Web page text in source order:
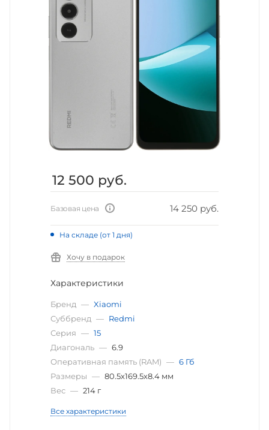
12 500 руб.
Базовая цена 14 250 руб.
На складе (от 1 дня)
Хочу в подарок
Характеристики
Бренд — Xiaomi
Суббренд — Redmi
Серия — 15
Диагональ — 6.9
Оперативная память (RAM) — 6 Гб
Размеры — 80.5х169.5х8.4 мм
Вес — 214 г
Все характеристики